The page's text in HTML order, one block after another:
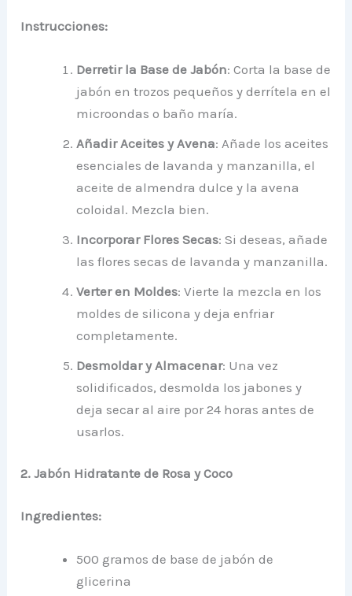
Instrucciones:
Derretir la Base de Jabón: Corta la base de
jabón en trozos pequeños y derrítela en el
microondas o baño maría.
Añadir Aceites y Avena: Añade los aceites
esenciales de lavanda y manzanilla, el
aceite de almendra dulce y la avena
coloidal. Mezcla bien.
Incorporar Flores Secas: Si deseas, añade
las flores secas de lavanda y manzanilla.
Verter en Moldes: Vierte la mezcla en los
moldes de silicona y deja enfriar
completamente.
Desmoldar y Almacenar: Una vez
solidificados, desmolda los jabones y
deja secar al aire por 24 horas antes de
usarlos.
2. Jabón Hidratante de Rosa y Coco
Ingredientes:
500 gramos de base de jabón de
glicerina